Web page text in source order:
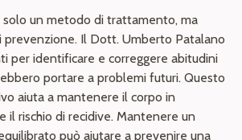
solo un metodo di trattamento, ma
prevenzione. Il Dott. Umberto Patalano
per identificare e correggere abitudini
portare a problemi futuri. Questo
aiuta a mantenere il corpo in
il rischio di recidive. Mantenere un
può aiutare a prevenire una